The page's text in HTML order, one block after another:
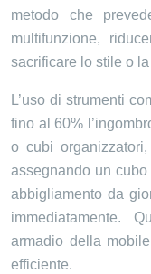
metodo che
multifunzione,
sacrificare lo stile o
L’uso di strumenti
fino al 60%
o cubi
assegnando un
abbigliamento da
immediatamente.
armadio della
efficiente.